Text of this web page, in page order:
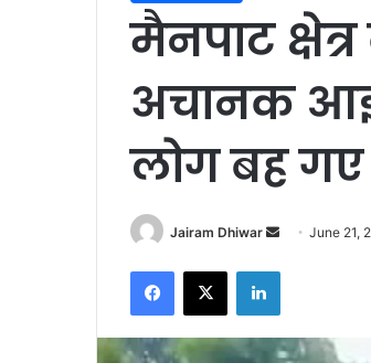
मैनपाट
अचानक आई
लोग बह गए
Jairam Dhiwar
Send June 21,
Facebook
X LinkedIn